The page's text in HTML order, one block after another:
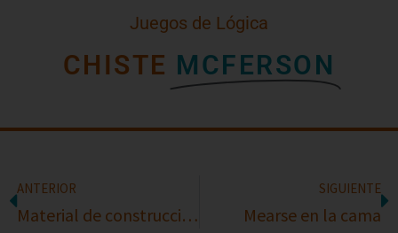
Juegos de Lógica
CHISTE MCFERSON
ANTERIOR
Material de construcción
SIGUIENTE
Mearse en la cama